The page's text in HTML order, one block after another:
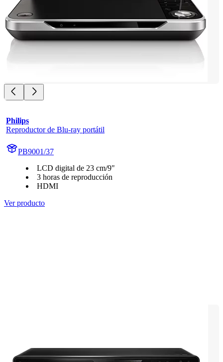
Philips
Reproductor de Blu-ray portátil
PB9001/37
LCD digital de 23 cm/9"
3 horas de reproducción
HDMI
Ver producto